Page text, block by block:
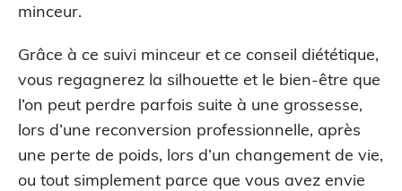
minceur.
Grâce à ce suivi minceur et ce conseil diététique,
vous regagnerez la silhouette et le bien-être que
l’on peut perdre parfois suite à une grossesse,
lors d’une reconversion professionnelle, après
une perte de poids, lors d’un changement de vie,
ou tout simplement parce que vous avez envie